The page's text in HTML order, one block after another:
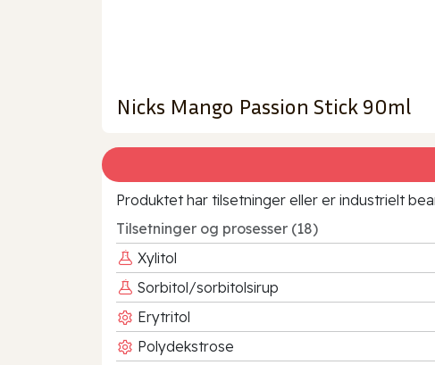
Nicks Mango Passion Stick 90ml
Produktet har tilsetninger eller er industrielt
Tilsetninger og prosesser (18)
Xylitol
Sorbitol/sorbitolsirup
Erytritol
Polydekstrose